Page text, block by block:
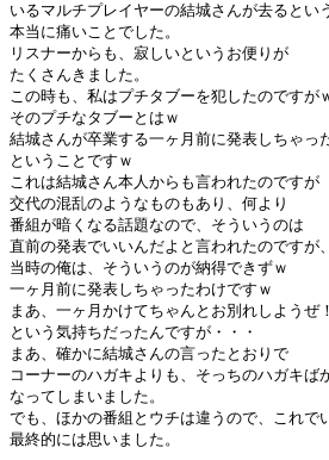
いるマルチプレイヤーの結城さんが去るとい
本当に痛いことでした。
リスナーからも、寂しいというお便りが
たくさんきました。
この時も、私はプチタブーを犯したのですが
そのプチなタブーとはｗ
結城さんが卒業する一ヶ月前に発表しちゃっ
ということですｗ
これは結城さん本人からも言われたのですが
交代の混乱のようなものもあり、何より
番組が暗くなる話題なので、そういうのは
直前の発表でいいんだよと言われたのですが、
当時の俺は、そういうのが納得できずｗ
一ヶ月前に発表しちゃったわけですｗ
まあ、一ヶ月かけてちゃんとお別れしようぜ！
という気持ちだったんですが・・・
まあ、確かに結城さんの言ったとおりで
コーナーのハガキよりも、そっちのハガキば
なってしまいました。
でも、ほかの番組とウチは違うので、これで
最終的には思いました。